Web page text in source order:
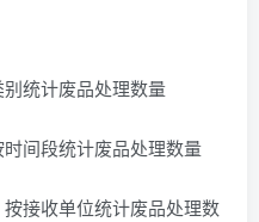
统计废品处理数量
间段统计废品处理数量
接收单位统计废品处理数